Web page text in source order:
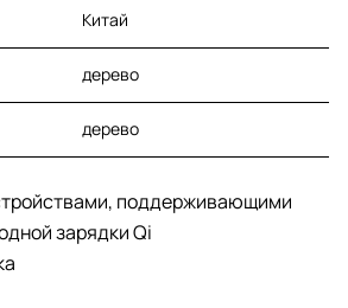
Китай
дерево
дерево
поддерживающими
зарядки Qi